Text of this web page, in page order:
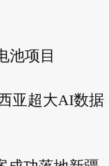
池项目
亚超大AI数据